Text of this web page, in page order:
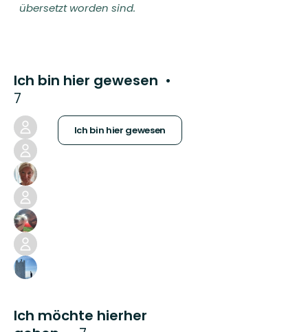
übersetzt worden sind.
Ich bin hier gewesen
7
Ich bin hier gewesen
Ich möchte hierher